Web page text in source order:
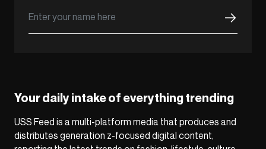
Your daily intake of everything trending
USS Feed is a multi-platform media that produces and
distributes generation z-focused digital content,